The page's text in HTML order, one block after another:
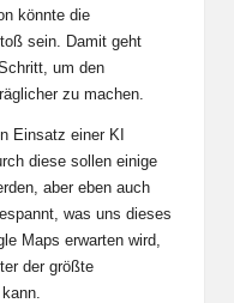
könnte die
sein. Damit geht
um den
zu machen.
Einsatz einer KI
diese sollen einige
aber eben auch
was uns dieses
Maps erwarten wird,
der größte